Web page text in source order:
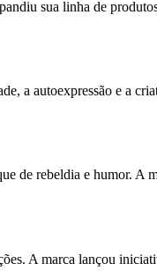
sua linha de
a autoexpressão e a
de rebeldia e humor. A
A marca lançou